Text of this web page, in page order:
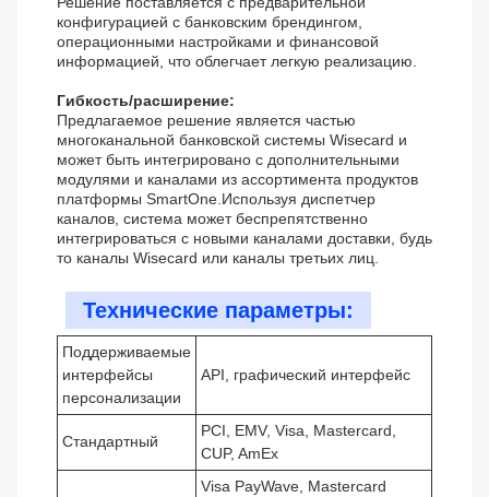
конфигурацией с банковским брендингом,
операционными настройками и финансовой
информацией, что облегчает легкую реализацию.
Гибкость/расширение:
Предлагаемое решение является частью
многоканальной банковской системы Wisecard и
может быть интегрировано с дополнительными
модулями и каналами из ассортимента продуктов
платформы SmartOne.Используя диспетчер
каналов, система может беспрепятственно
интегрироваться с новыми каналами доставки, будь
то каналы Wisecard или каналы третьих лиц.
Технические параметры:
Поддерживаемые
интерфейсы
персонализации
API, графический интерфейс
Стандартный
PCI, EMV, Visa, Mastercard,
CUP, AmEx
Visa PayWave, Mastercard